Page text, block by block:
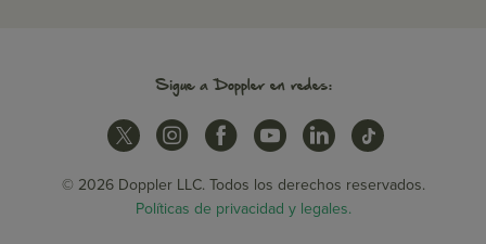
© 2026 Doppler LLC. Todos los derechos reservados.
Políticas de privacidad y legales.
Sigue a Doppler en redes: